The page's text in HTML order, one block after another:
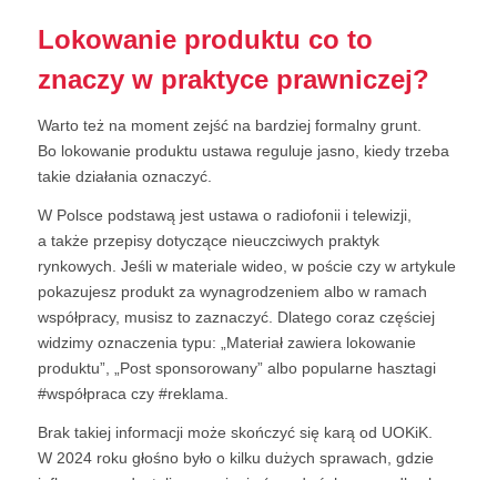
Lokowanie produktu co to
znaczy w praktyce prawniczej?
Warto też na moment zejść na bardziej formalny grunt.
Bo lokowanie produktu ustawa reguluje jasno, kiedy trzeba
takie działania oznaczyć.
W Polsce podstawą jest ustawa o radiofonii i telewizji,
a także przepisy dotyczące nieuczciwych praktyk
rynkowych. Jeśli w materiale wideo, w poście czy w artykule
pokazujesz produkt za wynagrodzeniem albo w ramach
współpracy, musisz to zaznaczyć. Dlatego coraz częściej
widzimy oznaczenia typu: „Materiał zawiera lokowanie
produktu”, „Post sponsorowany” albo popularne hasztagi
#współpraca czy #reklama.
Brak takiej informacji może skończyć się karą od UOKiK.
W 2024 roku głośno było o kilku dużych sprawach, gdzie